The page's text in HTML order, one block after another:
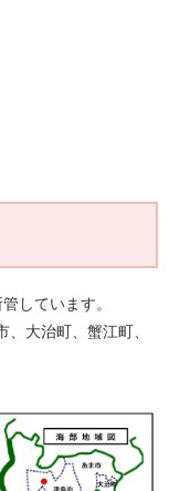
しています。
大治町、蟹江町、